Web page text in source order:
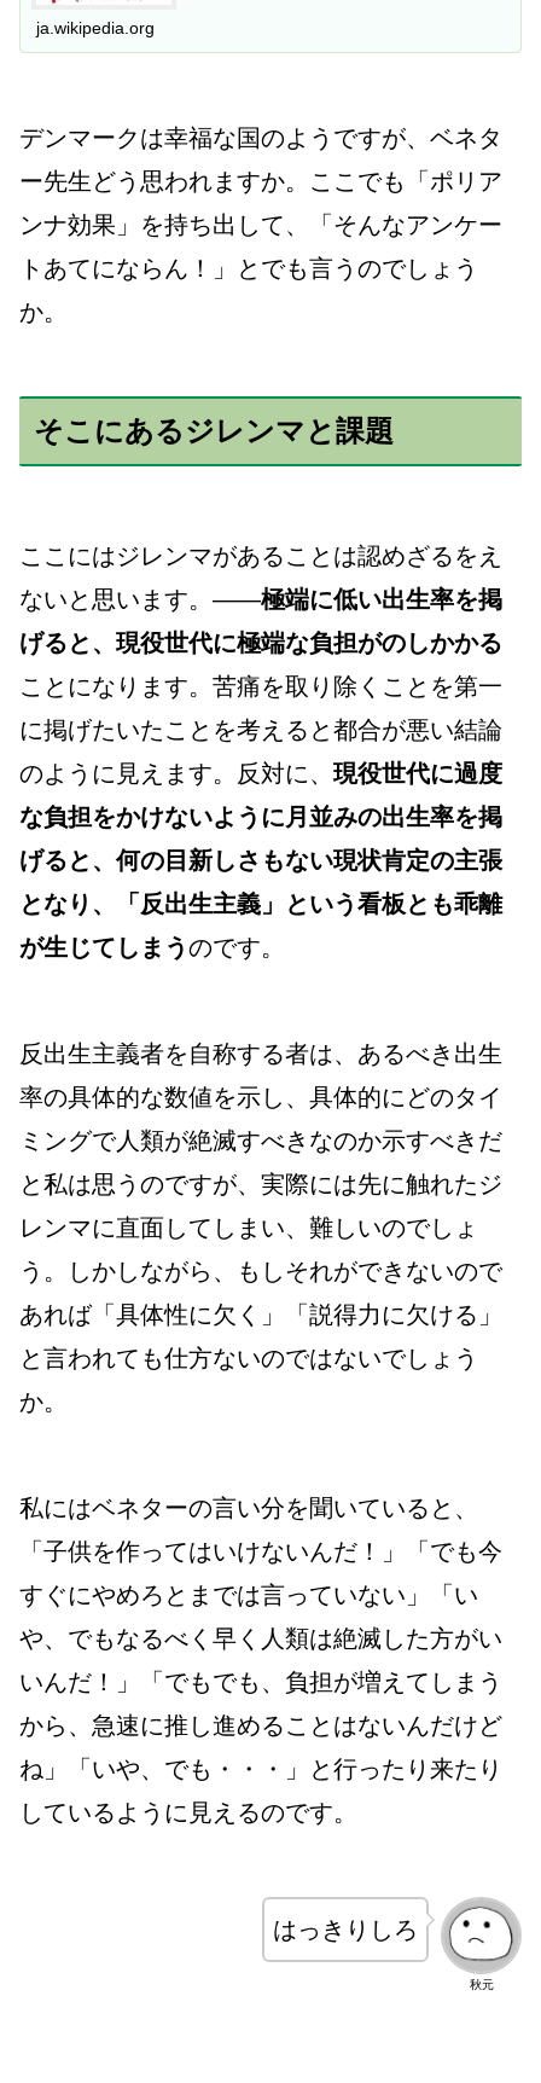
ja.wikipedia.org
デンマークは幸福な国のようですが、ベネタ
ー先生どう思われますか。ここでも「ポリア
ンナ効果」を持ち出して、「そんなアンケー
トあてにならん！」とでも言うのでしょう
か。
そこにあるジレンマと課題
ここにはジレンマがあることは認めざるをえ
ないと思います。―—極端に低い出生率を掲
げると、現役世代に極端な負担がのしかかる
ことになります。苦痛を取り除くことを第一
に掲げたいたことを考えると都合が悪い結論
のように見えます。
反対に、現役世代に過度
な負担をかけないように月並みの出生率を掲
げると、何の目新しさもない現状肯定の主張
となり、「反出生主義」という看板とも乖離
が生じてしまうのです。
反出生主義者を自称する者は、あるべき出生
率の具体的な数値を示し、具体的にどのタイ
ミングで人類が絶滅すべきなのか示すべきだ
と私は思うのですが、実際には先に触れたジ
レンマに直面してしまい、難しいのでしょ
う。しかしながら、もしそれができないので
あれば「具体性に欠く」「説得力に欠ける」
と言われても仕方ないのではないでしょう
か。
私にはベネターの言い分を聞いていると、
「子供を作ってはいけないんだ！」「でも今
すぐにやめろとまでは言っていない」「い
や、でもなるべく早く人類は絶滅した方がい
いんだ！」「でもでも、負担が増えてしまう
から、急速に推し進めることはないんだけど
ね」「いや、でも・・・」と行ったり来たり
しているように見えるのです。
秋元
はっきりしろ